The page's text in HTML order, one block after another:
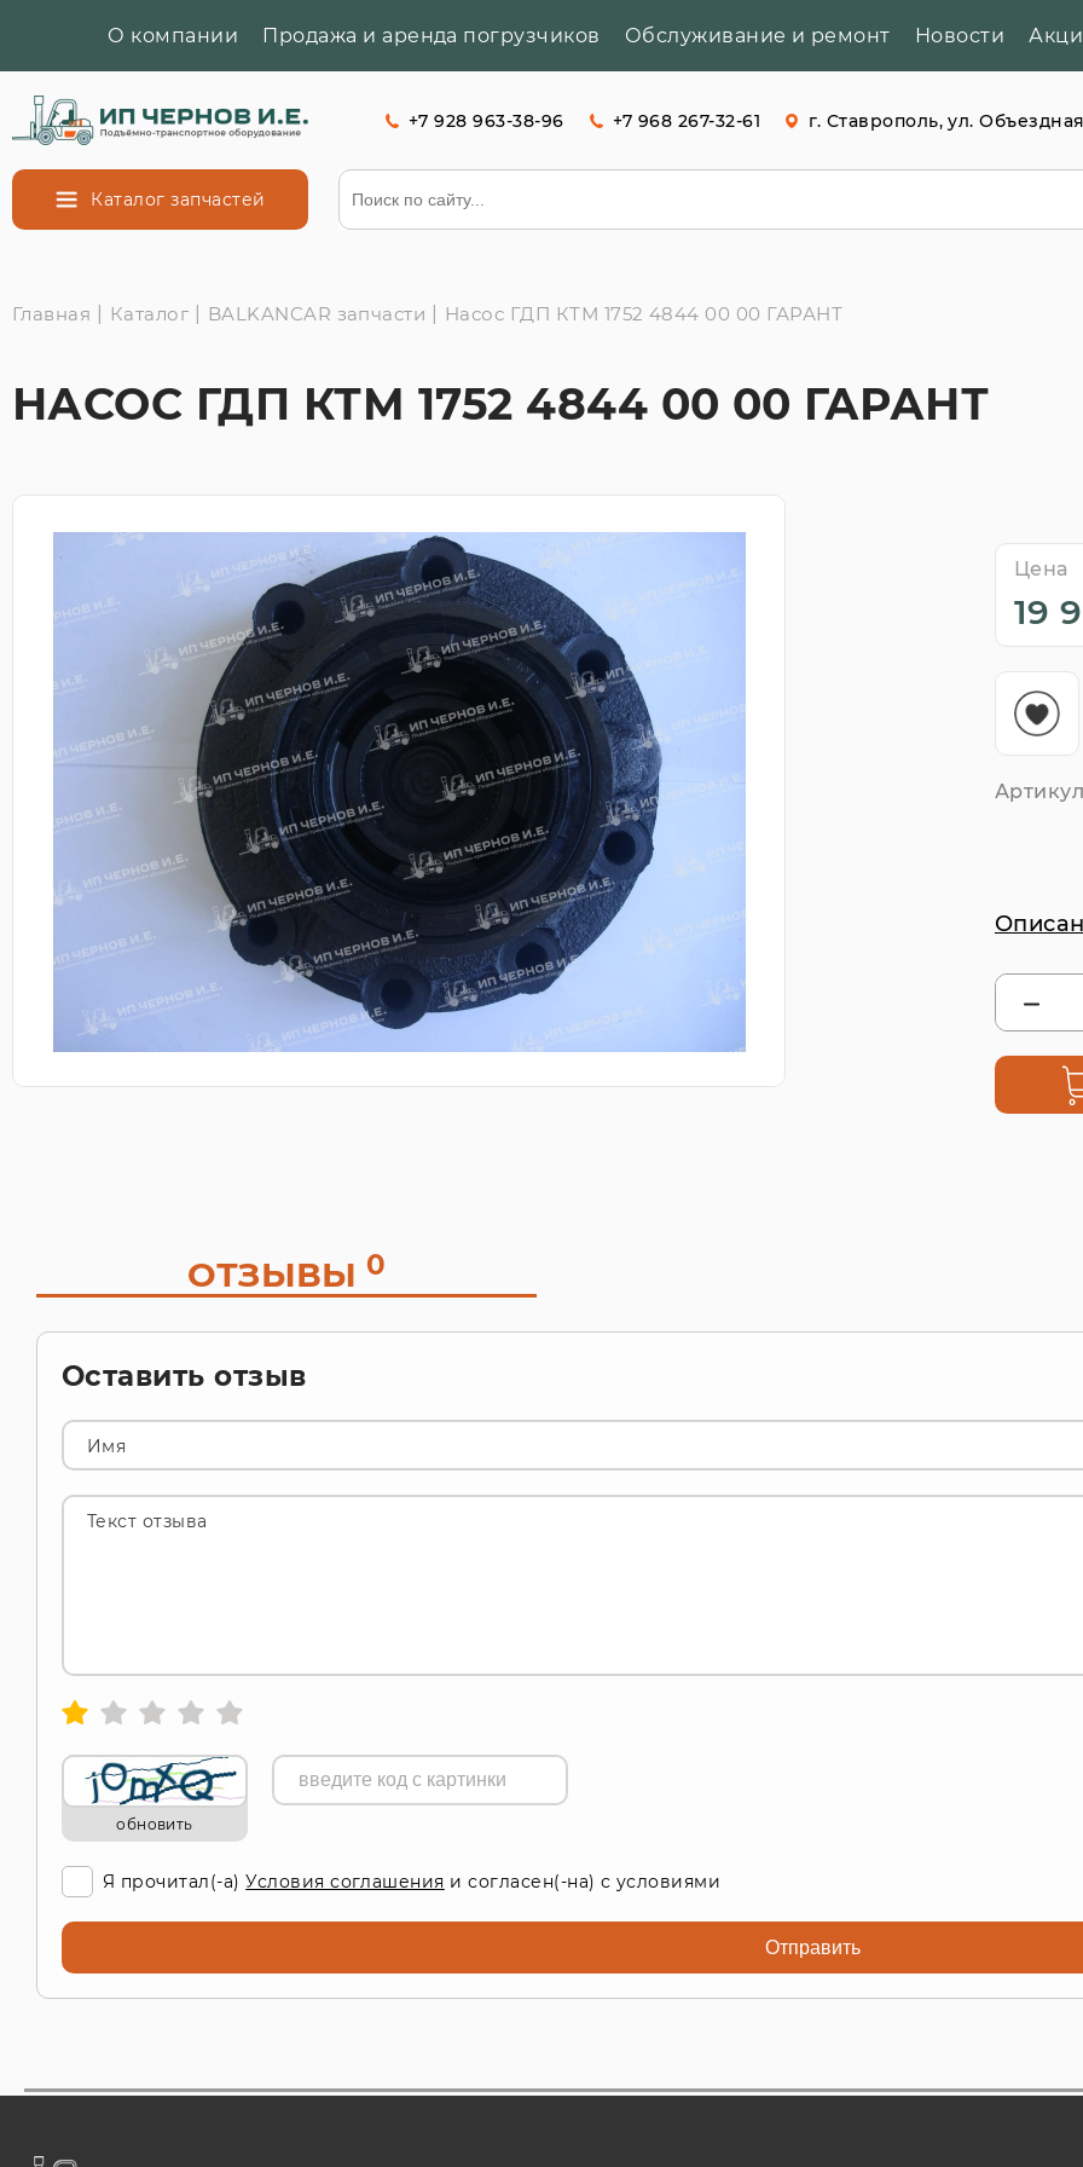
О компании Продажа и аренда погрузчиков Обслуживание и ремонт Новости
+7 928 963-38-96 +7 968 267-32-61 г. Ставрополь, ул.
Каталог запчастей
Главная Каталог BALKANCAR запчасти Насос ГДП КТМ 1752 4844 00 00 ГАРАНТ
НАСОС ГДП КТМ 1752 4844 00 00 ГАРАНТ
Цена
19
ОТЗЫВЫ 0
Оставить отзыв
Имя
Текст отзыва
обновить
Я прочитал(-а)Условия соглашения и согласен(-на) с условиями